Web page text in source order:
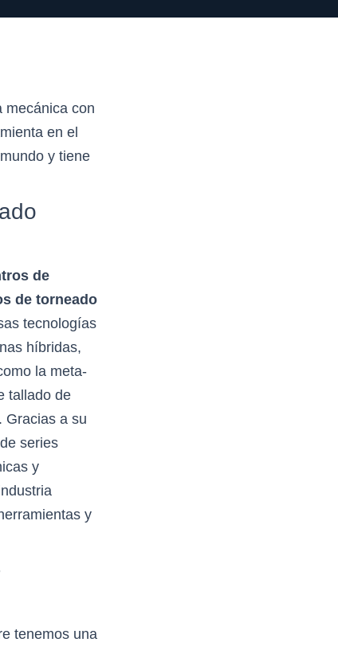
mecánica con
en el
y tiene
de
de torneado
tecnologías
híbridas,
la meta-
tallado de
Gracias a su
series
y
y
tenemos una